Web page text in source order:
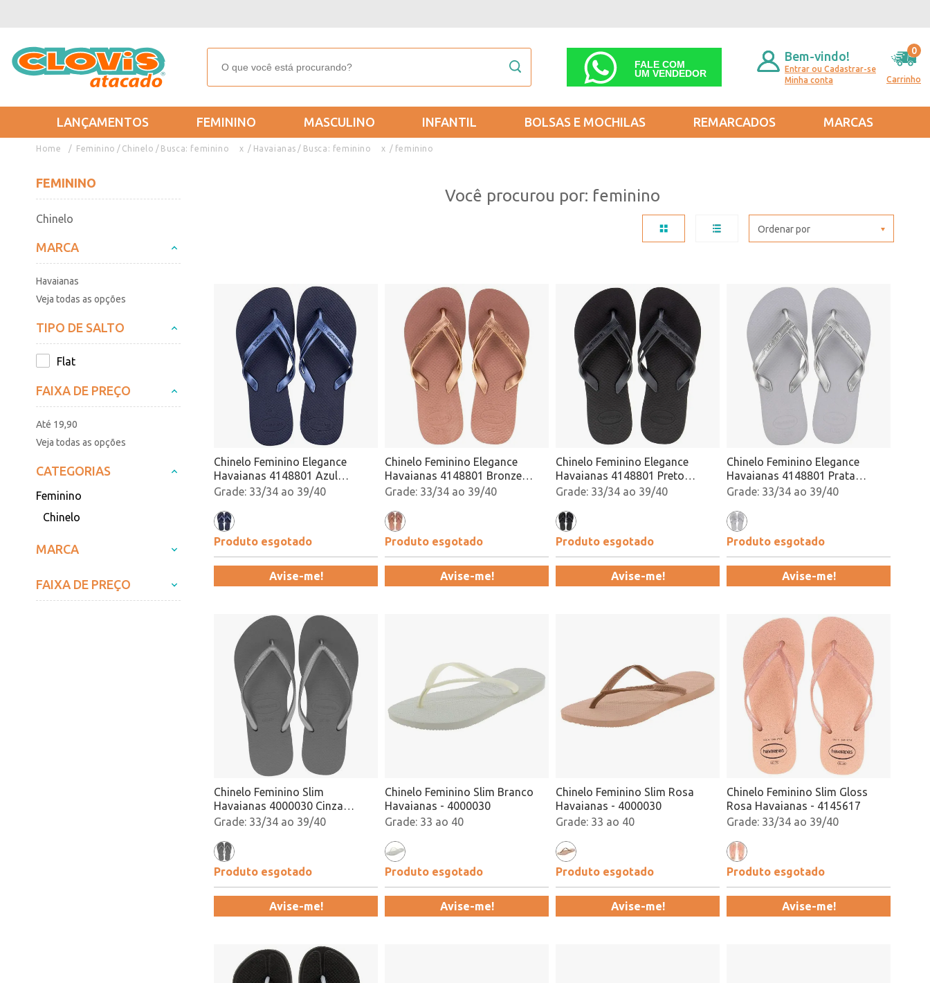
FALE COM
UM VENDEDOR
Bem-vindo!
Entrar ou Cadastrar-se
Minha conta
Carrinho
0
LANÇAMENTOS FEMININO MASCULINO INFANTIL BOLSAS E MOCHILAS REMARCADOS MARCAS
Feminino Chinelo Busca: feminino x Havaianas Busca: feminino x feminino
FEMININO
Chinelo
MARCA
Havaianas
Veja todas as opções
TIPO DE SALTO
Flat
FAIXA DE PREÇO
Até 19,90
Veja todas as opções
CATEGORIAS
Feminino
Chinelo
MARCA
FAIXA DE PREÇO
Você procurou por: feminino
Ordenar por
Chinelo Feminino Elegance
Havaianas 4148801 Azul
Atacado33/34 ao 39/40
Produto esgotado
Avise-me!
Chinelo Feminino Elegance
Havaianas 4148801 Bronze
Atacado33/34 ao 39/40
Produto esgotado
Avise-me!
Chinelo Feminino Elegance
Havaianas 4148801 Preto
Atacado33/34 ao 39/40
Produto esgotado
Avise-me!
Chinelo Feminino Elegance
Havaianas 4148801 Prata
Atacado33/34 ao 39/40
Produto esgotado
Avise-me!
Chinelo Feminino Slim
Havaianas 4000030 Cinza
Atacado33/34 ao 39/40
Produto esgotado
Avise-me!
Chinelo Feminino Slim Branco
Havaianas - 4000030
33 ao 40
Produto esgotado
Avise-me!
Chinelo Feminino Slim Rosa
Havaianas - 4000030
33 ao 40
Produto esgotado
Avise-me!
Chinelo Feminino Slim Gloss
Rosa Havaianas - 4145617
33/34 ao 39/40
Produto esgotado
Avise-me!